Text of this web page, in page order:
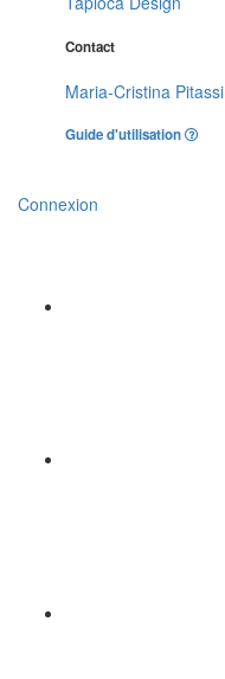
Contact
Maria-Cristina Pitassi
Guide d'utilisation
Connexion